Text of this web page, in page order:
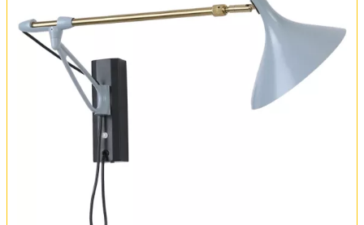
Вся коллекция
Оплата и доставка
Обмен и возврат
Установка
Отзывы